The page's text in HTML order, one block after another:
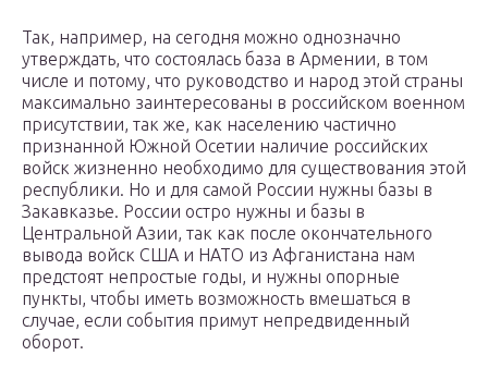
Так, например, на сегодня можно однозначно
утверждать, что состоялась база в Армении, в том
числе и потому, что руководство и народ этой страны
максимально заинтересованы в российском военном
присутствии, так же, как населению частично
признанной Южной Осетии наличие российских
войск жизненно необходимо для существования этой
республики. Но и для самой России нужны базы в
Закавказье. России остро нужны и базы в
Центральной Азии, так как после окончательного
вывода войск США и НАТО из Афганистана нам
предстоят непростые годы, и нужны опорные
пункты, чтобы иметь возможность вмешаться в
случае, если события примут непредвиденный
оборот.